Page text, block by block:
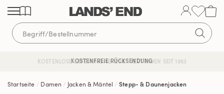
Direkt
zum
Inhalt
Direkt
zur
Navigation
Direkt
zur
Suche
KOSTENLOSE LIEFERUNG AB 120€ | VERTRAUEN SEIT 1963
KOSTENFREIE RÜCKSENDUNG
Startseite Damen Jacken & Mäntel Stepp- & Daunenjacken